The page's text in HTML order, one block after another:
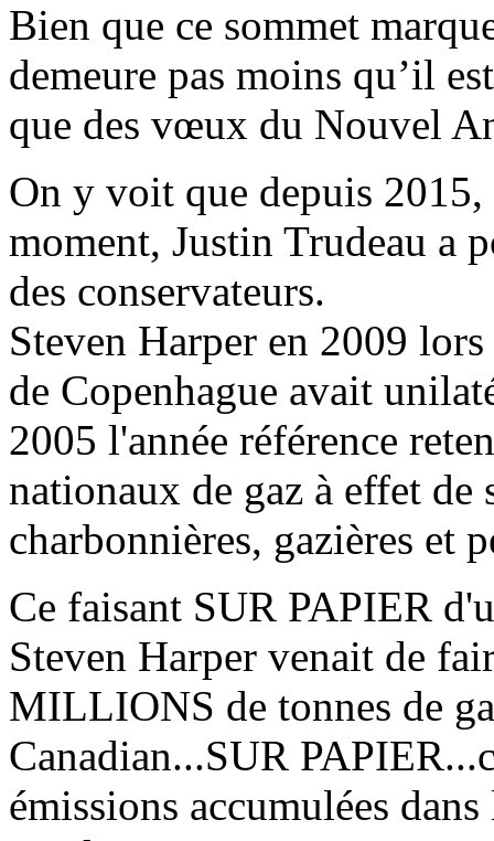
Bien que ce sommet
demeure pas moins qu’il
que des vœux du Nouvel
On y voit que depuis
moment, Justin Trudeau a
des conservateurs.
Steven Harper en 2009
de Copenhague avait
2005 l'année référence
nationaux de gaz à effet de
charbonnières, gazières et
Ce faisant SUR PAPIER
Steven Harper venait de
MILLIONS de tonnes de
Canadian...SUR
émissions accumulées